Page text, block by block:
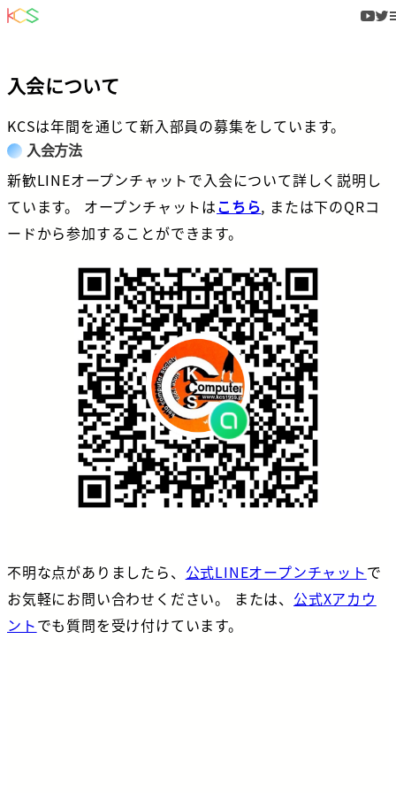
入会について
KCSは年間を通じて新入部員の募集をしています。
入会方法
新歓LINEオープンチャットで入会について詳しく説明し
ています。 オープンチャットはこちら, または下のQRコ
ードから参加することができます。
不明な点がありましたら、 公式LINEオープンチャットで
お気軽にお問い合わせください。 または、 公式Xアカウ
ントでも質問を受け付けています。